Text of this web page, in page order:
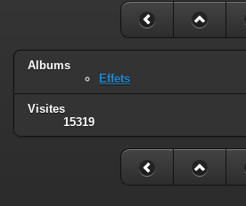
Albums
Effets
Visites
15319